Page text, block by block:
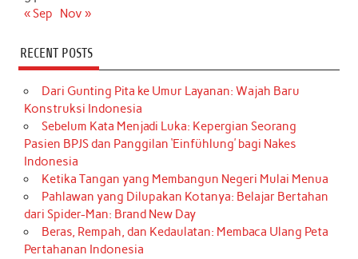
« Sep
Nov »
RECENT POSTS
Dari Gunting Pita ke Umur Layanan: Wajah Baru
Konstruksi Indonesia
Sebelum Kata Menjadi Luka: Kepergian Seorang
Pasien BPJS dan Panggilan ‘Einfühlung’ bagi Nakes
Indonesia
Ketika Tangan yang Membangun Negeri Mulai Menua
Pahlawan yang Dilupakan Kotanya: Belajar Bertahan
dari Spider-Man: Brand New Day
Beras, Rempah, dan Kedaulatan: Membaca Ulang Peta
Pertahanan Indonesia